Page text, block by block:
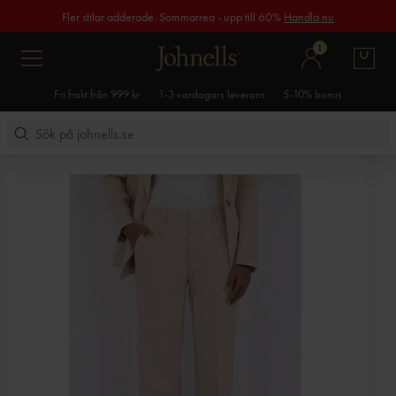
Fler stilar adderade. Sommarrea - upp till 60% Handla nu
1
Fri frakt från 999 kr 1-3 vardagars leverans 5-10% bonus